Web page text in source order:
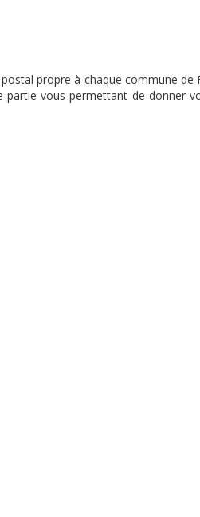
propre à chaque commune de
partie vous permettant de donner